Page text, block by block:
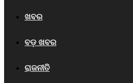
ଖବର
ବଡ଼ ଖବର
ରାଜନୀତି